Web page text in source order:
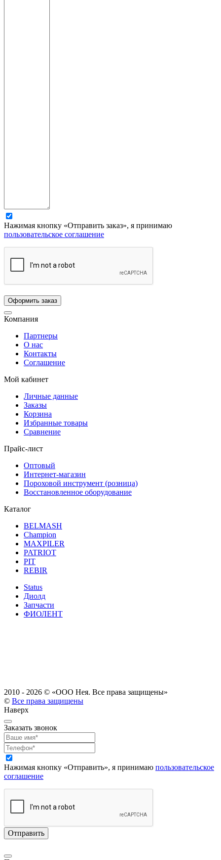
Нажимая кнопку «Отправить заказ», я принимаю
пользовательское соглашение
Компания
Партнеры
О нас
Контакты
Соглашение
Мой кабинет
Личные данные
Заказы
Корзина
Избранные товары
Сравнение
Прайс-лист
Оптовый
Интернет-магазин
Пороховой инструмент (розница)
Восстановленное оборудование
Каталог
BELMASH
Champion
MAXPILER
PATRIOT
PIT
REBIR
Status
Диолд
Запчасти
ФИОЛЕНТ
2010 - 2026 © «ООО Нея. Все права защищены»
© Все права защищены
Наверх
Заказать звонок
Нажимая кнопку «Отправить», я принимаю пользовательское
соглашение